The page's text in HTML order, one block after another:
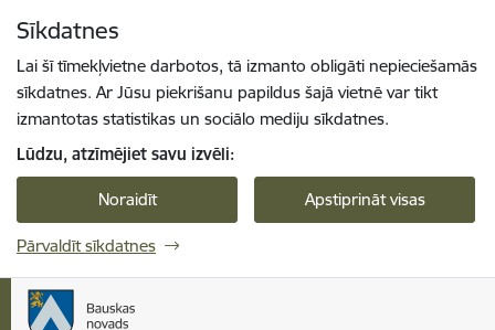
Sīkdatnes
Lai šī tīmekļvietne darbotos, tā izmanto obligāti nepieciešamās
sīkdatnes. Ar Jūsu piekrišanu papildus šajā vietnē var tikt
izmantotas statistikas un sociālo mediju sīkdatnes.
Lūdzu, atzīmējiet savu izvēli:
Noraidīt Apstiprināt visas
Pārvaldīt sīkdatnes